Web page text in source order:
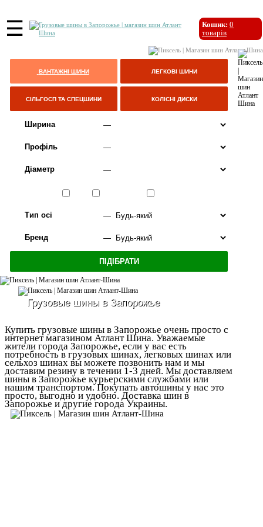
☰ Кошик: 0
товарів
ВАНТАЖНІ ШИНИ ЛЕГКОВІ ШИНИ
СІЛЬГОСП ТА СПЕЦШИНИ КОЛІСНІ ДИСКИ
Ширина
Профіль
Діаметр
Тип осі
Бренд
Грузовые шины в Запорожье
Купить грузовые шины в Запорожье очень просто с
интернет магазином Атлант Шина. Уважаемые
жители города Запорожье, если у вас есть
потребность в грузовых шинах, легковых шинах или
сельхоз шинах вы можете позвонить нам и мы
доставим резину в течении 1-3 дней. Мы доставляем
шины в Запорожье курьерскими службами или
нашим транспортом. Покупать автошины у нас это
просто, выгодно и удобно. Доставка шин в
Запорожье и другие города Украины.